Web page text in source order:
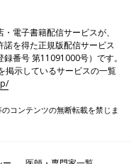
電子書籍配信サービスが、
を得た正規版配信サービス
番号 第11091000号）です。
掲示しているサービスの一覧
コンテンツの無断転載を禁じま